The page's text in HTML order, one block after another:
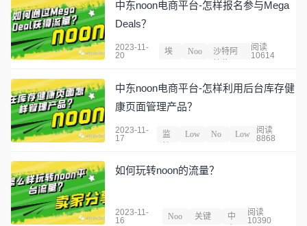
中东noon电商平台-怎样报名参与Mega
Deals？
2023-11-
20
埃
Noo
沙特阿
阅读
10614
中东noon电商平台-怎样利用后台库存健
康页面管理产品？
2023-11-
17
监
Low
No
Low
阅读
8868
如何玩转noon的流量？
2023-11-
16
Noo
关键
中
阅读
10390